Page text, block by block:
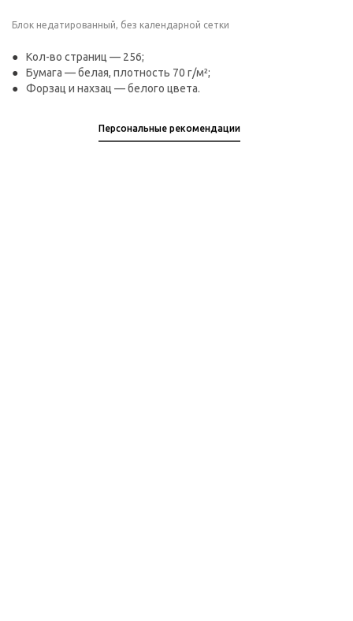
Блок недатированный, без календарной сетки
Кол-во страниц — 256;
Бумага — белая, плотность 70 г/м²;
Форзац и нахзац — белого цвета.
Персональные рекомендации